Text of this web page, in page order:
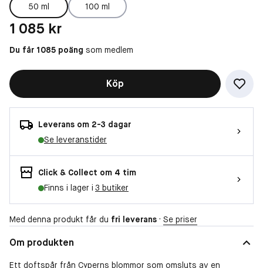
50 ml
100 ml
Pris: 1 085 kr
1 085 kr
Du får 1085 poäng som medlem
Köp
Leverans om 2-3 dagar
Se leveranstider
Click & Collect om 4 tim
Finns i lager i 3 butiker
Med denna produkt får du fri leverans · Se priser
Om produkten
Ett doftspår från Cyperns blommor som omsluts av en